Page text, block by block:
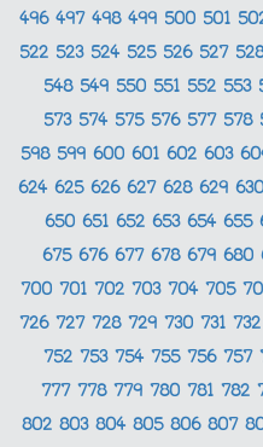
496 497 498 499 500 501
522 523 524 525 526 527
548 549 550 551 552 553
573 574 575 576 577 578
598 599 600 601 602 603
624 625 626 627 628 629 630
650 651 652 653 654 655
675 676 677 678 679 680
700 701 702 703 704 705
726 727 728 729 730 731 732
752 753 754 755 756 757
777 778 779 780 781 782
802 803 804 805 806 807